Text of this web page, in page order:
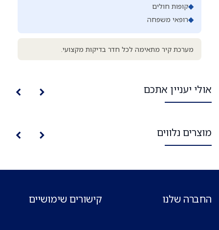
◆קופות חולים
◆רופאי משפחה
מערכת קיר מתאימה לכל חדר בדיקות מקצועי.
אולי יעניין אתכם
מוצרים נלווים
החברה שלנו קישורים שימושיים